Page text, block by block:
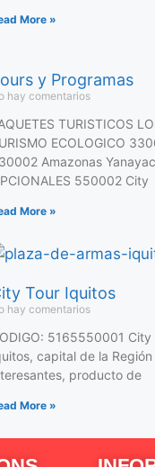
More »
y Programas
hay comentarios
TURISTICOS
ECOLOGICO
Amazonas
550002 City
More »
Tour Iquitos
hay comentarios
5165550001
capital de la
producto de
More »